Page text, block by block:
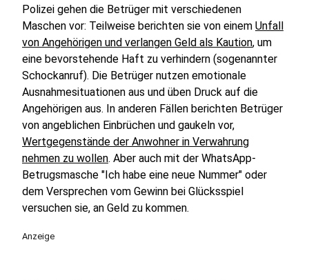
Polizei gehen die Betrüger mit verschiedenen
Maschen vor: Teilweise berichten sie von einem Unfall
von Angehörigen und verlangen Geld als Kaution, um
eine bevorstehende Haft zu verhindern (sogenannter
Schockanruf). Die Betrüger nutzen emotionale
Ausnahmesituationen aus und üben Druck auf die
Angehörigen aus. In anderen Fällen berichten Betrüger
von angeblichen Einbrüchen und gaukeln vor,
Wertgegenstände der Anwohner in Verwahrung
nehmen zu wollen. Aber auch mit der WhatsApp-
Betrugsmasche "Ich habe eine neue Nummer" oder
dem Versprechen vom Gewinn bei Glücksspiel
versuchen sie, an Geld zu kommen.
Anzeige